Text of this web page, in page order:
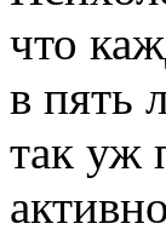
что
в пять
так уж